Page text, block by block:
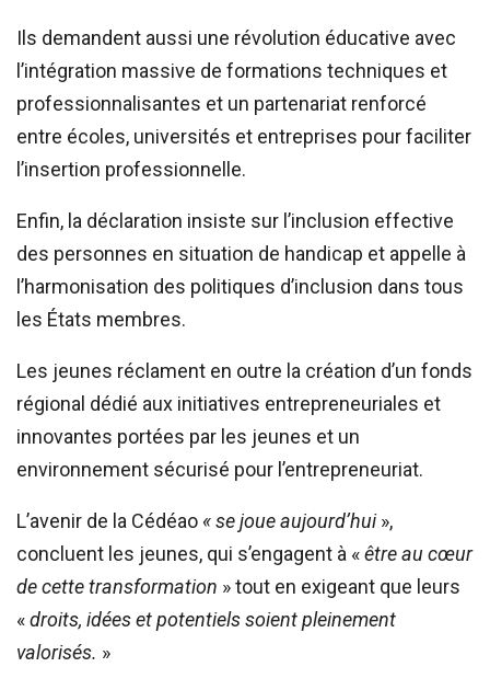
Ils demandent aussi une révolution éducative avec
l’intégration massive de formations techniques et
professionnalisantes et un partenariat renforcé
entre écoles, universités et entreprises pour faciliter
l’insertion professionnelle.
Enfin, la déclaration insiste sur l’inclusion effective
des personnes en situation de handicap et appelle à
l’harmonisation des politiques d’inclusion dans tous
les États membres.
Les jeunes réclament en outre la création d’un fonds
régional dédié aux initiatives entrepreneuriales et
innovantes portées par les jeunes et un
environnement sécurisé pour l’entrepreneuriat.
L’avenir de la Cédéao « se joue aujourd’hui»,
concluent les jeunes, qui s’engagent à «être au cœur
de cette transformation » tout en exigeant que leurs
«droits, idées et potentiels soient pleinement
valorisés. »